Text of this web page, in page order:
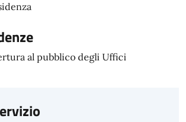
al pubblico degli Uffici